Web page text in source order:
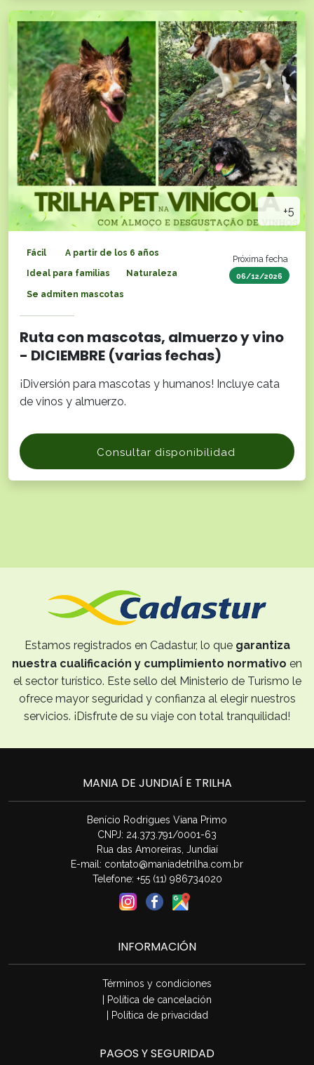
+5
Próxima fecha
06/12/2026
Fácil A partir de los 6 años
Ideal para familias Naturaleza
Se admiten mascotas
Ruta con mascotas, almuerzo y vino
- DICIEMBRE (varias fechas)
¡Diversión para mascotas y humanos! Incluye cata
de vinos y almuerzo.
Consultar disponibilidad
Estamos registrados en Cadastur, lo que garantiza
nuestra cualificación y cumplimiento normativo en
el sector turístico. Este sello del Ministerio de Turismo le
ofrece mayor seguridad y confianza al elegir nuestros
servicios. ¡Disfrute de su viaje con total tranquilidad!
MANIA DE JUNDIAÍ E TRILHA
Benício Rodrigues Viana Primo
CNPJ: 24.373.791/0001-63
Rua das Amoreiras, Jundiaí
E-mail: contato@maniadetrilha.com.br
Telefone: +55 (11) 986734020
INFORMACIÓN
Términos y condiciones
| Política de cancelación
| Política de privacidad
PAGOS Y SEGURIDAD